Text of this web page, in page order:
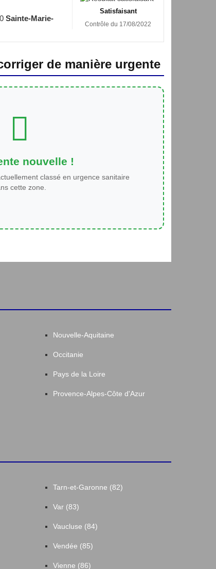
Sainte-Marie-
Satisfaisant
Contrôle du 17/08/2022
de manière urgente
nouvelle !
classé en urgence sanitaire
cette zone.
Nouvelle-Aquitaine
Occitanie
Pays de la Loire
Provence-Alpes-Côte d'Azur
Tarn-et-Garonne (82)
Var (83)
Vaucluse (84)
Vendée (85)
Vienne (86)